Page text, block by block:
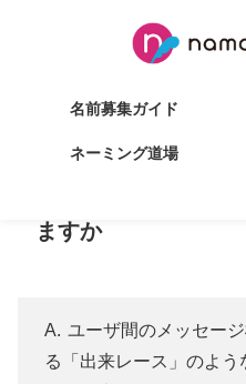
名前募集ガイド
ネーミング道場
クトオーナー様に直
ますか
ユーザ間のメッセー
る「出来レース」のよう